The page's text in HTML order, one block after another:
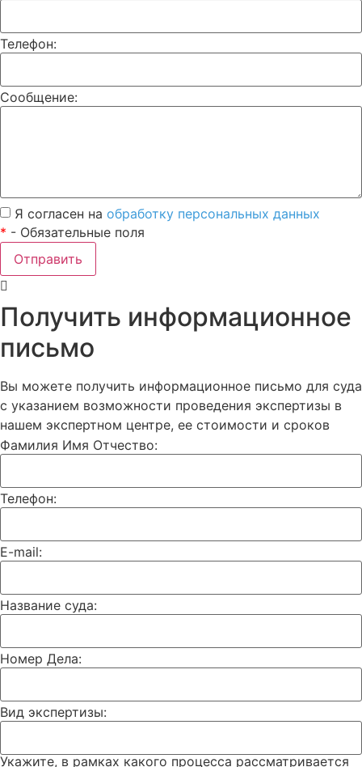
Телефон:
Сообщение:
Я согласен на обработку персональных данных
* - Обязательные поля
Отправить
Получить информационное
письмо
Вы можете получить информационное письмо для суда
с указанием возможности проведения экспертизы в
нашем экспертном центре, ее стоимости и сроков
Фамилия Имя Отчество:
Телефон:
E-mail:
Название суда:
Номер Дела:
Вид экспертизы:
Укажите, в рамках какого процесса рассматривается